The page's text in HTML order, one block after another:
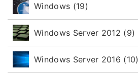
Windows (19)
Windows Server 2012 (9)
Windows Server 2016 (10)